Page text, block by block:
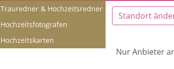
Trauredner & Hochzeitsredner
Hochzeitsfotografen
Hochzeitskarten
Standort
Nur Anbieter